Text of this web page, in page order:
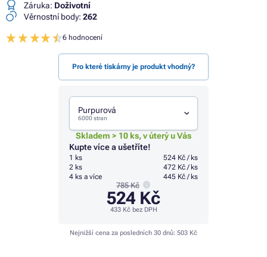
Záruka: Doživotní
Věrnostní body: 262
6 hodnocení
Pro které tiskárny je produkt vhodný?
Purpurová
6000 stran
Skladem > 10 ks, v úterý u Vás
Kupte více a ušetříte!
1 ks
524 Kč / ks
2 ks
472 Kč / ks
4 ks a více
445 Kč / ks
785 Kč
524 Kč
433 Kčbez DPH
Nejnižší cena za posledních 30 dnů: 503 Kč